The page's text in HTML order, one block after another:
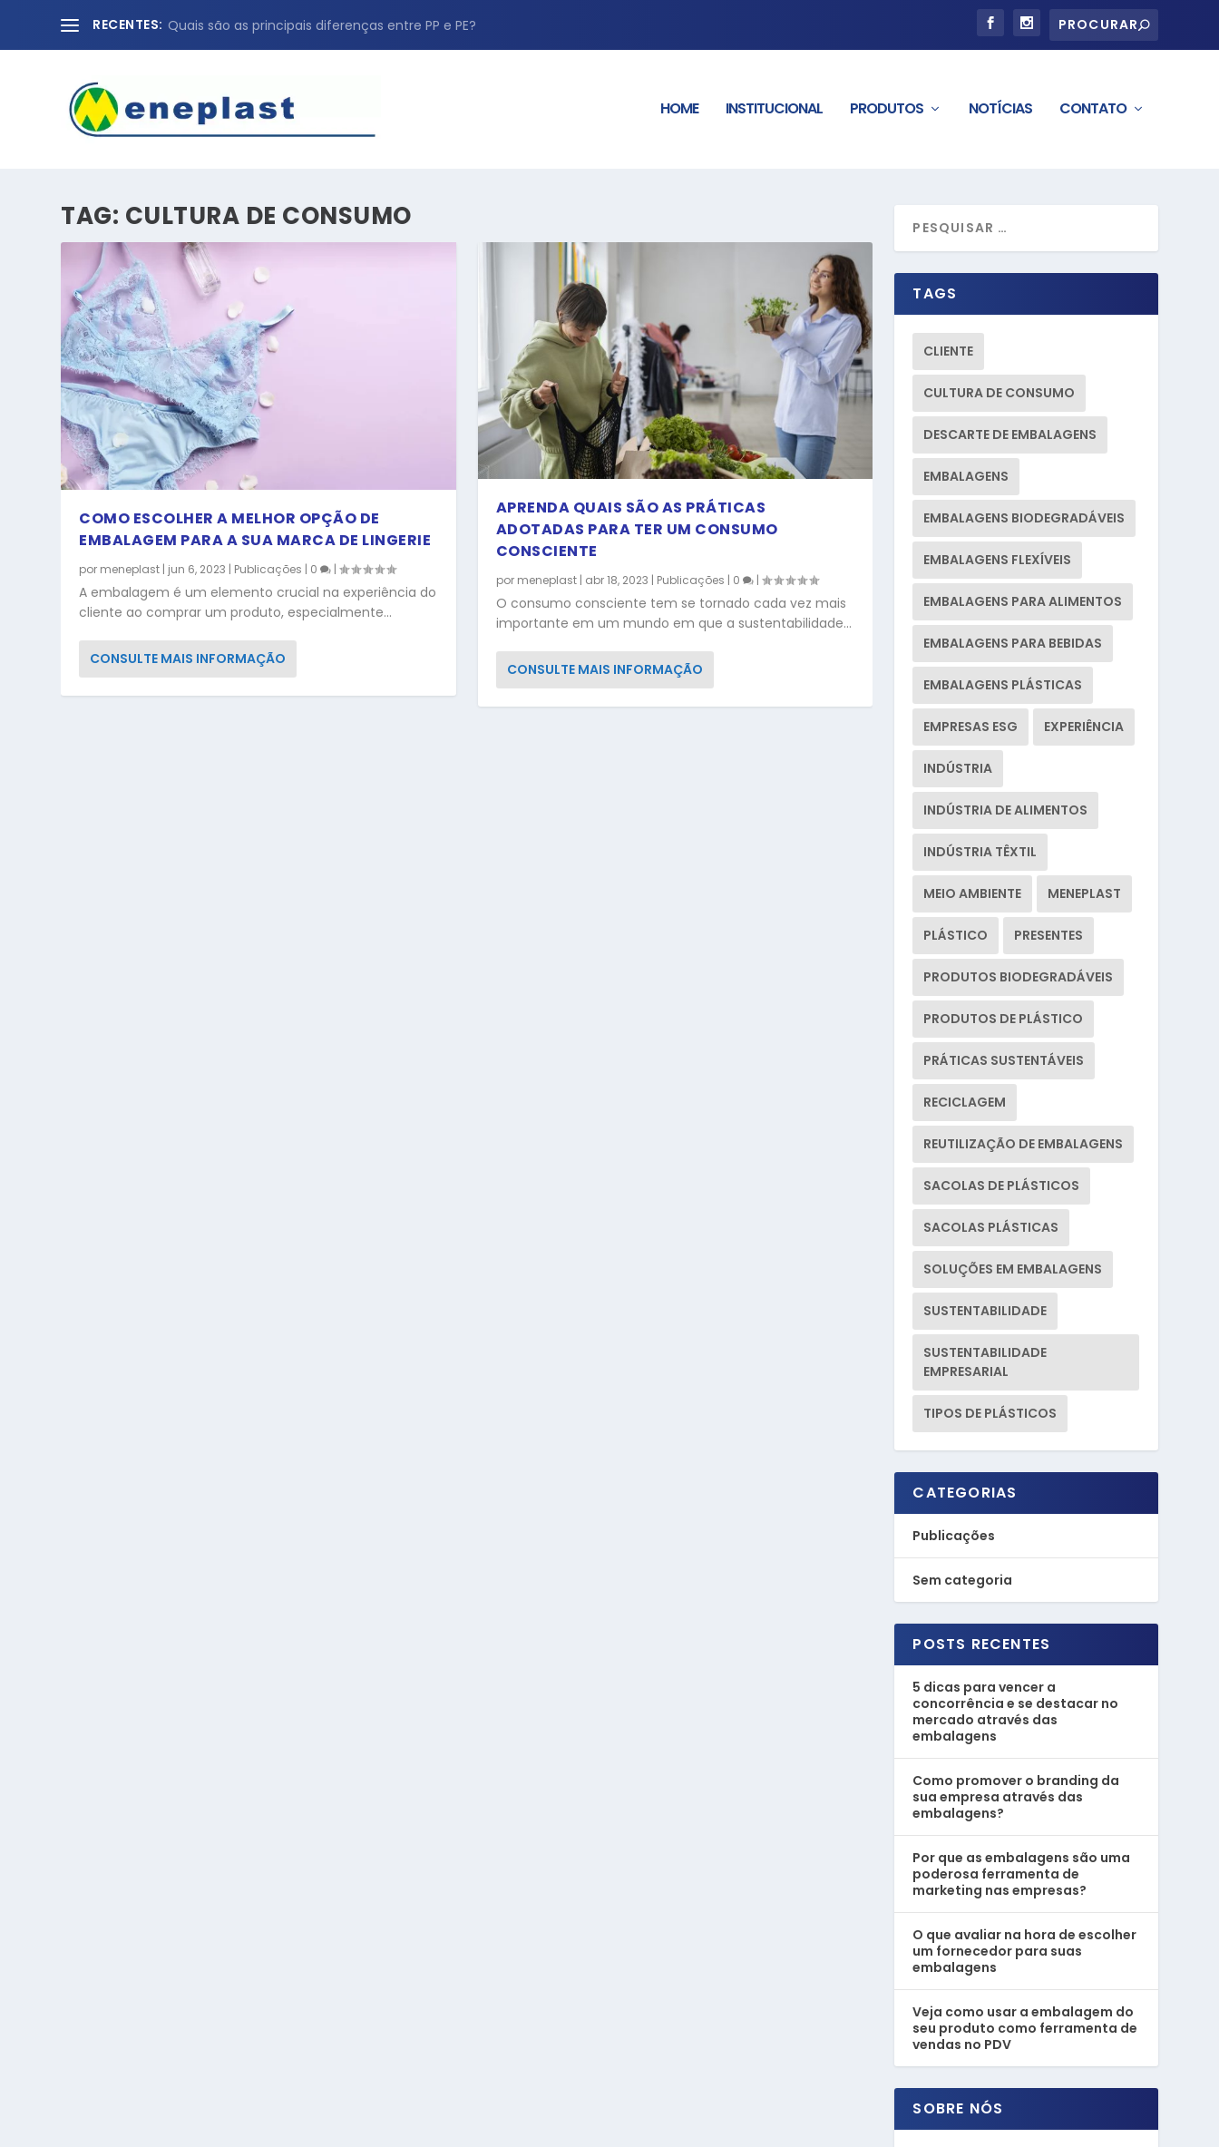
RECENTES: Quais são as principais diferenças entre PP e PE?
HOME INSTITUCIONAL PRODUTOS NOTÍCIAS CONTATO
TAG: CULTURA DE CONSUMO
COMO ESCOLHER A MELHOR OPÇÃO DE
EMBALAGEM PARA A SUA MARCA DE LINGERIE
por meneplast | jun 6, 2023 | Publicações | 0 |
A embalagem é um elemento crucial na experiência do
cliente ao comprar um produto, especialmente...
CONSULTE MAIS INFORMAÇÃO
APRENDA QUAIS SÃO AS PRÁTICAS
ADOTADAS PARA TER UM CONSUMO
CONSCIENTE
por meneplast| abr 18, 2023 | Publicações | 0 |
O consumo consciente tem se tornado cada vez mais
importante em um mundo em que a sustentabilidade...
CONSULTE MAIS INFORMAÇÃO
TAGS
CLIENTE
CULTURA DE CONSUMO
DESCARTE DE EMBALAGENS
EMBALAGENS
EMBALAGENS BIODEGRADÁVEIS
EMBALAGENS FLEXÍVEIS
EMBALAGENS PARA ALIMENTOS
EMBALAGENS PARA BEBIDAS
EMBALAGENS PLÁSTICAS
EMPRESAS ESG EXPERIÊNCIA
INDÚSTRIA
INDÚSTRIA DE ALIMENTOS
INDÚSTRIA TÊXTIL
MEIO AMBIENTE MENEPLAST
PLÁSTICO PRESENTES
PRODUTOS BIODEGRADÁVEIS
PRODUTOS DE PLÁSTICO
PRÁTICAS SUSTENTÁVEIS
RECICLAGEM
REUTILIZAÇÃO DE EMBALAGENS
SACOLAS DE PLÁSTICOS
SACOLAS PLÁSTICAS
SOLUÇÕES EM EMBALAGENS
SUSTENTABILIDADE
SUSTENTABILIDADE
EMPRESARIAL
TIPOS DE PLÁSTICOS
CATEGORIAS
Publicações
Sem categoria
POSTS RECENTES
5 dicas para vencer a
concorrência e se destacar no
mercado através das
embalagens
Como promover o branding da
sua empresa através das
embalagens?
Por que as embalagens são uma
poderosa ferramenta de
marketing nas empresas?
O que avaliar na hora de escolher
um fornecedor para suas
embalagens
Veja como usar a embalagem do
seu produto como ferramenta de
vendas no PDV
SOBRE NÓS